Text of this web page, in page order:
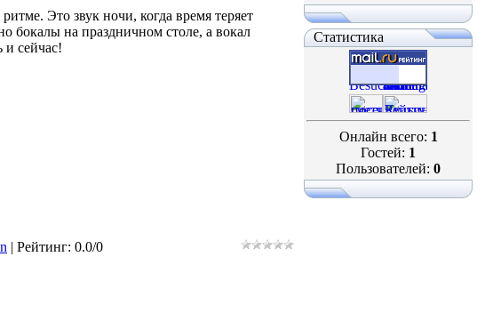
Это звук ночи, когда время теряет
бокалы на праздничном столе, а вокал
и сейчас!
| Рейтинг: 0.0/0
Статистика
Онлайн всего: 1
Гостей: 1
Пользователей: 0